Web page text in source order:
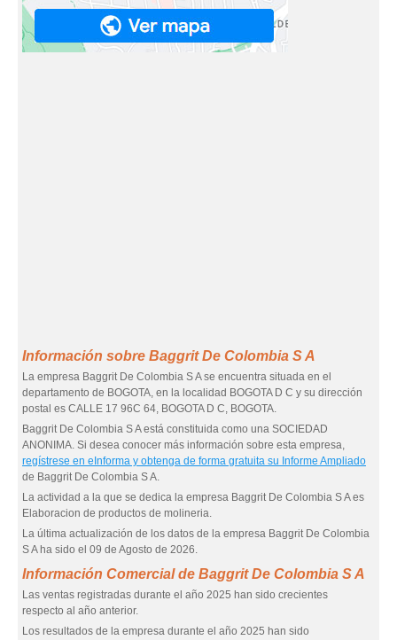
Información sobre Baggrit De Colombia S A
La empresa Baggrit De Colombia S A se encuentra situada en el
departamento de BOGOTA, en la localidad BOGOTA D C y su dirección
postal es CALLE 17 96C 64, BOGOTA D C, BOGOTA.
Baggrit De Colombia S A está constituida como una SOCIEDAD
ANONIMA. Si desea conocer más información sobre esta empresa,
regístrese en eInforma y obtenga de forma gratuita su Informe Ampliado
de Baggrit De Colombia S A.
La actividad a la que se dedica la empresa Baggrit De Colombia S A es
Elaboracion de productos de molineria.
La última actualización de los datos de la empresa Baggrit De Colombia
S A ha sido el 09 de Agosto de 2026.
Información Comercial de Baggrit De Colombia S A
Las ventas registradas durante el año 2025 han sido crecientes
respecto al año anterior.
Los resultados de la empresa durante el año 2025 han sido